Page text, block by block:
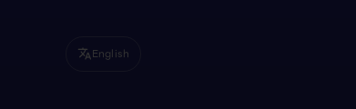
translateEnglish